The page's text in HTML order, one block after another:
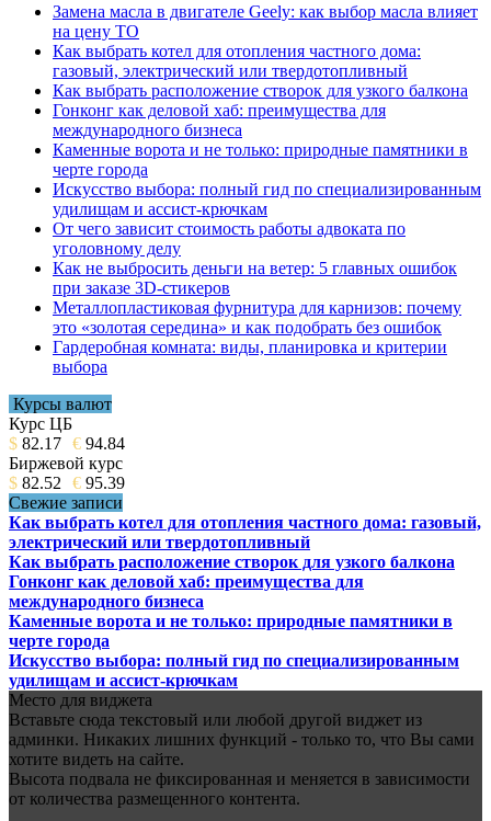
Замена масла в двигателе Geely: как выбор масла влияет
на цену ТО
Как выбрать котел для отопления частного дома:
газовый, электрический или твердотопливный
Как выбрать расположение створок для узкого балкона
Гонконг как деловой хаб: преимущества для
международного бизнеса
Каменные ворота и не только: природные памятники в
черте города
Искусство выбора: полный гид по специализированным
удилищам и ассист-крючкам
От чего зависит стоимость работы адвоката по
уголовному делу
Как не выбросить деньги на ветер: 5 главных ошибок
при заказе 3D-стикеров
Металлопластиковая фурнитура для карнизов: почему
это «золотая середина» и как подобрать без ошибок
Гардеробная комната: виды, планировка и критерии
выбора
Курсы валют
Курс ЦБ
$ 82.17 € 94.84
Биржевой курс
$ 82.52 € 95.39
Свежие записи
Как выбрать котел для отопления частного дома: газовый,
электрический или твердотопливный
Как выбрать расположение створок для узкого балкона
Гонконг как деловой хаб: преимущества для
международного бизнеса
Каменные ворота и не только: природные памятники в
черте города
Искусство выбора: полный гид по специализированным
удилищам и ассист-крючкам
Место для виджета
Вставьте сюда текстовый или любой другой виджет из
админки. Никаких лишних функций - только то, что Вы сами
хотите видеть на сайте.
Высота подвала не фиксированная и меняется в зависимости
от количества размещенного контента.